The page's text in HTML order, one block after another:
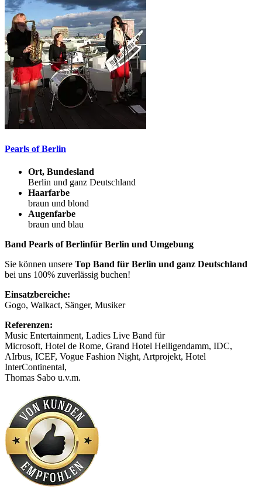
Pearls of Berlin
Ort, Bundesland
Berlin und ganz Deutschland
Haarfarbe
braun und blond
Augenfarbe
braun und blau
Band Pearls of Berlinfür Berlin und Umgebung
Sie können unsere Top Band für Berlin und ganz Deutschland
bei uns 100% zuverlässig buchen!
Einsatzbereiche:
Gogo, Walkact, Sänger, Musiker
Referenzen:
Music Entertainment, Ladies Live Band für
Microsoft, Hotel de Rome, Grand Hotel Heiligendamm, IDC,
AIrbus, ICEF, Vogue Fashion Night, Artprojekt, Hotel
InterContinental,
Thomas Sabo u.v.m.